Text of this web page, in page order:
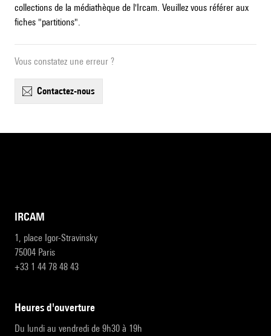
collections de la médiathèque de l'Ircam. Veuillez vous référer aux
fiches "partitions".
Vous constatez une erreur ?
contactez-nous
IRCAM
1, place Igor-Stravinsky
75004 Paris
+33 1 44 78 48 43
heures d'ouverture
Du lundi au vendredi de 9h30 à 19h